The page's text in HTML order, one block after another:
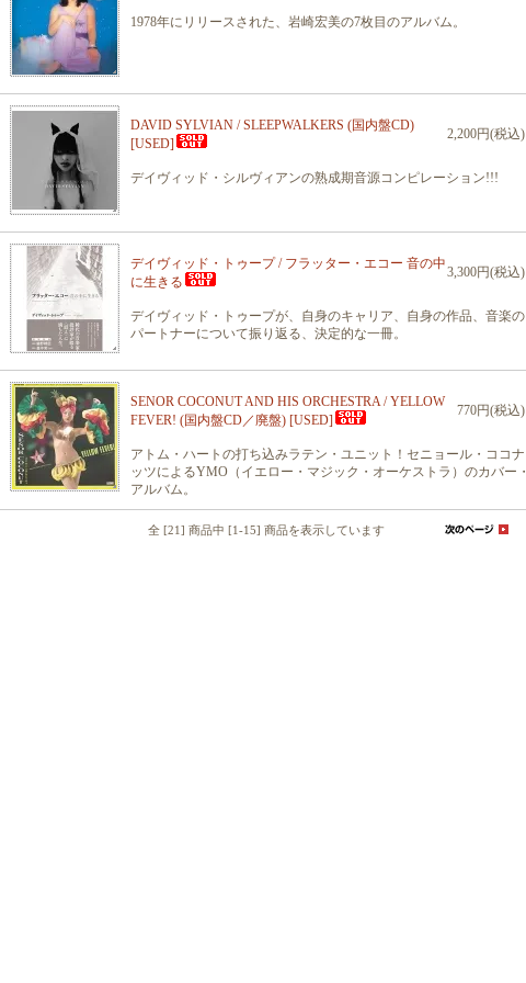
1978年にリリースされた、岩崎宏美の7枚目のアルバム。
DAVID SYLVIAN / SLEEPWALKERS (国内盤CD)
[USED]
2,200円(税込)
デイヴィッド・シルヴィアンの熟成期音源コンピレーション!!!
デイヴィッド・トゥープ / フラッター・エコー 音の中
に生きる
3,300円(税込)
デイヴィッド・トゥープが、自身のキャリア、自身の作品、音楽の
パートナーについて振り返る、決定的な一冊。
SENOR COCONUT AND HIS ORCHESTRA / YELLOW
FEVER! (国内盤CD／廃盤) [USED]
770円(税込)
アトム・ハートの打ち込みラテン・ユニット！セニョール・ココナ
ッツによるYMO（イエロー・マジック・オーケストラ）のカバー・
アルバム。
全 [21] 商品中 [1-15] 商品を表示しています